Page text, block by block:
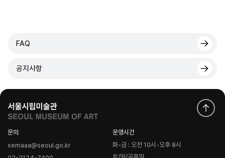
FAQ
공지사항
문의
semaaa@seoul.go.kr
운영시간
화-금 : 오전 10시-오후 8시